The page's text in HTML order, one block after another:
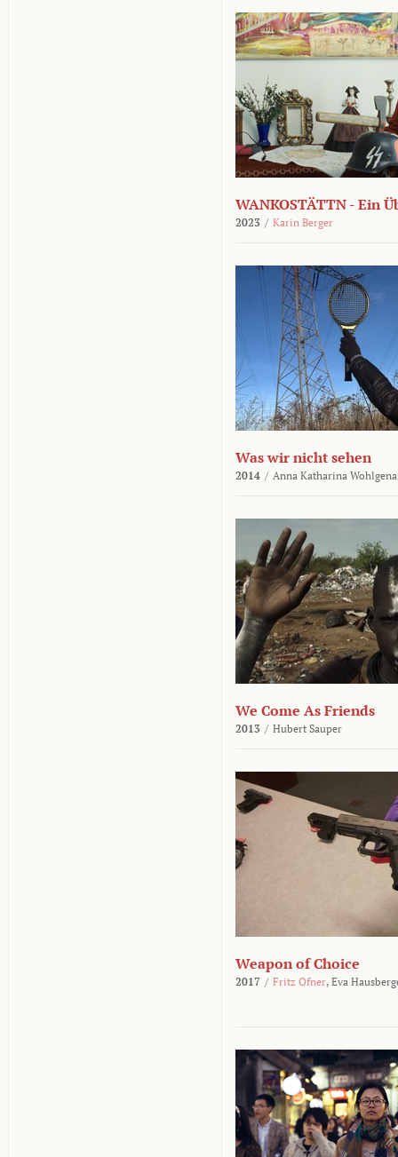
WANKOSTÄTTN - Ein
2023 / Karin Berger
Was wir nicht sehen
2014 / Anna Katharina
We Come As Friends
2013 / Hubert Sauper
Weapon of Choice
2017 / Fritz Ofner, Eva